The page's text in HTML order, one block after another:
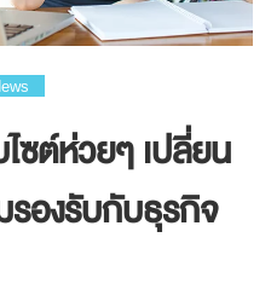
ซต์ห่วยๆ เปลี่ยน
รองรับกับธุรกิจ